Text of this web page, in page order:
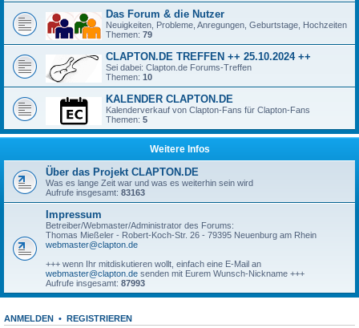
Das Forum & die Nutzer
Neuigkeiten, Probleme, Anregungen, Geburtstage, Hochzeiten
Themen: 79
CLAPTON.DE TREFFEN ++ 25.10.2024 ++
Sei dabei: Clapton.de Forums-Treffen
Themen: 10
KALENDER CLAPTON.DE
Kalenderverkauf von Clapton-Fans für Clapton-Fans
Themen: 5
Weitere Infos
Über das Projekt CLAPTON.DE
Was es lange Zeit war und was es weiterhin sein wird
Aufrufe insgesamt: 83163
Impressum
Betreiber/Webmaster/Administrator des Forums:
Thomas Mießeler - Robert-Koch-Str. 26 - 79395 Neuenburg am Rhein
webmaster@clapton.de
+++ wenn Ihr mitdiskutieren wollt, einfach eine E-Mail an
webmaster@clapton.de senden mit Eurem Wunsch-Nickname +++
Aufrufe insgesamt: 87993
ANMELDEN • REGISTRIEREN